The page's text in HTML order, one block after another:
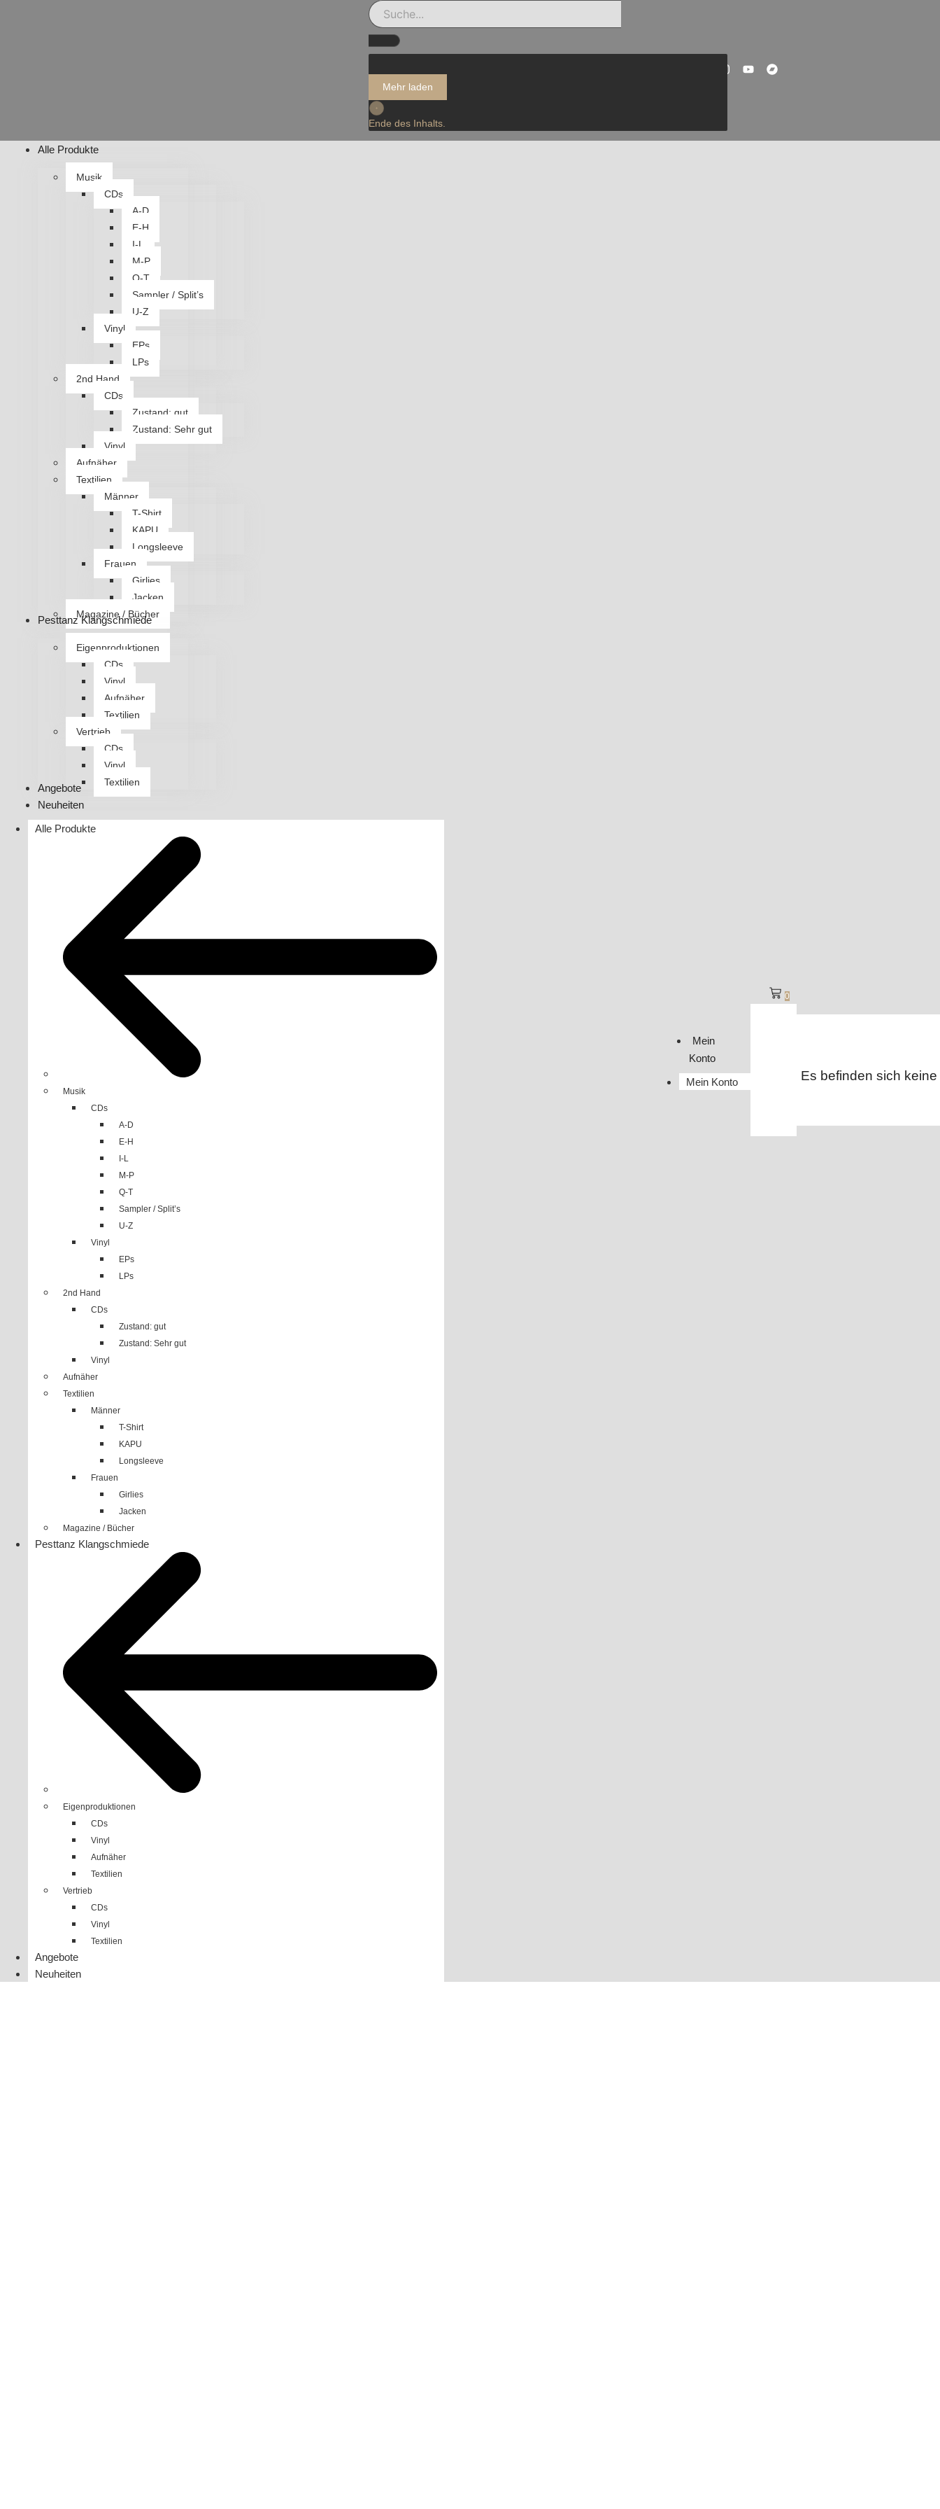
Mehr laden
Ende des Inhalts.
Alle Produkte
Musik
CDs
A-D
E-H
I-L
M-P
Q-T
Sampler / Split’s
U-Z
Vinyl
EPs
LPs
2nd Hand
CDs
Zustand: gut
Zustand: Sehr gut
Vinyl
Aufnäher
Textilien
Männer
T-Shirt
KAPU
Longsleeve
Frauen
Girlies
Jacken
Magazine / Bücher
Pesttanz Klangschmiede
Eigenproduktionen
CDs
Vinyl
Aufnäher
Textilien
Vertrieb
CDs
Vinyl
Textilien
Angebote
Neuheiten
Alle Produkte
Musik
CDs
A-D
E-H
I-L
M-P
Q-T
Sampler / Split’s
U-Z
Vinyl
EPs
LPs
2nd Hand
CDs
Zustand: gut
Zustand: Sehr gut
Vinyl
Aufnäher
Textilien
Männer
T-Shirt
KAPU
Longsleeve
Frauen
Girlies
Jacken
Magazine / Bücher
Pesttanz Klangschmiede
Eigenproduktionen
CDs
Vinyl
Aufnäher
Textilien
Vertrieb
CDs
Vinyl
Textilien
Angebote
Neuheiten
Mein
Konto
Mein Konto
0
Es befinden sich